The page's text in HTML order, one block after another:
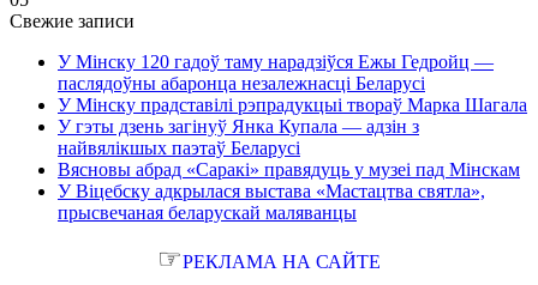
Свежие записи
У Мінску 120 гадоў таму нарадзіўся Ежы Гедройц —
паслядоўны абаронца незалежнасці Беларусі
У Мінску прадставілі рэпрадукцыі твораў Марка Шагала
У гэты дзень загінуў Янка Купала — адзін з
найвялікшых паэтаў Беларусі
Вясновы абрад «Саракі» правядуць у музеі пад Мінскам
У Віцебску адкрылася выстава «Мастацтва святла»,
прысвечаная беларускай маляванцы
☞РЕКЛАМА НА САЙТЕ